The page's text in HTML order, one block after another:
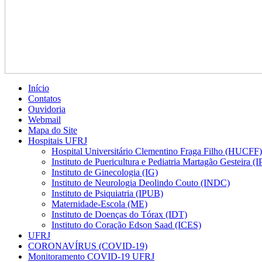
Início
Contatos
Ouvidoria
Webmail
Mapa do Site
Hospitais UFRJ
Hospital Universitário Clementino Fraga Filho (HUCFF)
Instituto de Puericultura e Pediatria Martagão Gesteira
Instituto de Ginecologia (IG)
Instituto de Neurologia Deolindo Couto (INDC)
Instituto de Psiquiatria (IPUB)
Maternidade-Escola (ME)
Instituto de Doenças do Tórax (IDT)
Instituto do Coração Edson Saad (ICES)
UFRJ
CORONAVÍRUS (COVID-19)
Monitoramento COVID-19 UFRJ